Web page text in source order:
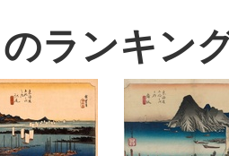
ランキン